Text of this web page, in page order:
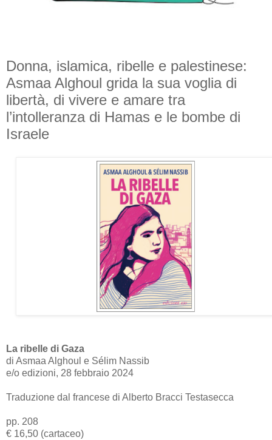
Donna, islamica, ribelle e palestinese:
Asmaa Alghoul grida la sua voglia di
libertà, di vivere e amare tra
l’intolleranza di Hamas e le bombe di
Israele
La ribelle di Gaza
di Asmaa Alghoul e Sélim Nassib
e/o edizioni, 28 febbraio 2024
Traduzione dal francese di Alberto Bracci Testasecca
pp. 208
€ 16,50 (cartaceo)